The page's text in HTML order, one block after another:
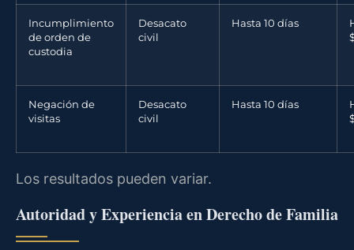
Incumplimiento
de orden de
custodia
Desacato
civil
Hasta 10 días
Negación de
visitas
Desacato
civil
Hasta 10 días
Los resultados pueden variar.
Autoridad y Experiencia en Derecho de Familia